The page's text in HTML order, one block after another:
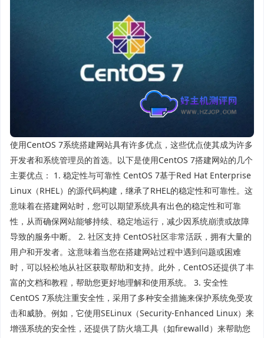
使用CentOS 7系统搭建网站具有许多优点，这些优点使其成为许多
开发者和系统管理员的首选。以下是使用CentOS 7搭建网站的几个
主要优点： 1. 稳定性与可靠性 CentOS 7基于Red Hat Enterprise
Linux（RHEL）的源代码构建，继承了RHEL的稳定性和可靠性。这
意味着在搭建网站时，您可以期望系统具有出色的稳定性和可靠
性，从而确保网站能够持续、稳定地运行，减少因系统崩溃或故障
导致的服务中断。 2. 社区支持 CentOS社区非常活跃，拥有大量的
用户和开发者。这意味着当您在搭建网站过程中遇到问题或困难
时，可以轻松地从社区获取帮助和支持。此外，CentOS还提供了丰
富的文档和教程，帮助您更好地理解和使用系统。 3. 安全性
CentOS 7系统注重安全性，采用了多种安全措施来保护系统免受攻
击和威胁。例如，它使用SELinux（Security-Enhanced Linux）来
增强系统的安全性，还提供了防火墙工具（如firewalld）来帮助您